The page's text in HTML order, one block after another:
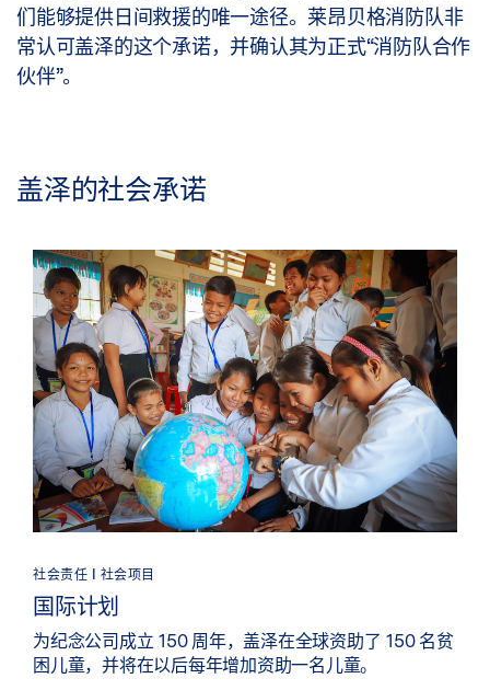
们能够提供日间救援的唯一途径。莱昂贝格消防队非
常认可盖泽的这个承诺，并确认其为正式“消防队合作
伙伴”。
盖泽的社会承诺
社会责任 | 社会项目
国际计划
为纪念公司成立 150 周年，盖泽在全球资助了 150 名贫
困儿童，并将在以后每年增加资助一名儿童。